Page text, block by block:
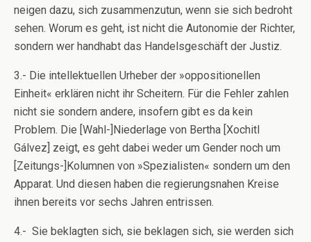
neigen dazu, sich zusammenzutun, wenn sie sich bedroht
sehen. Worum es geht, ist nicht die Autonomie der Richter,
sondern wer handhabt das Handelsgeschäft der Justiz.
3.- Die intellektuellen Urheber der »oppositionellen
Einheit« erklären nicht ihr Scheitern. Für die Fehler zahlen
nicht sie sondern andere, insofern gibt es da kein
Problem. Die [Wahl-]Niederlage von Bertha [Xochitl
Gálvez] zeigt, es geht dabei weder um Gender noch um
[Zeitungs-]Kolumnen von »Spezialisten« sondern um den
Apparat. Und diesen haben die regierungsnahen Kreise
ihnen bereits vor sechs Jahren entrissen.
4.- Sie beklagten sich, sie beklagen sich, sie werden sich